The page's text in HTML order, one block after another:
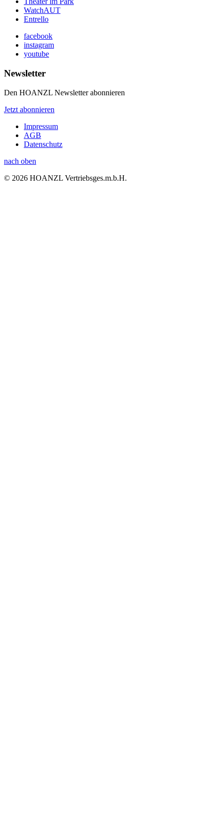
WatchAUT
Entrello
facebook
instagram
youtube
Newsletter
Den HOANZL Newsletter abonnieren
Jetzt abonnieren
Impressum
AGB
Datenschutz
nach oben
© 2026 HOANZL Vertriebsges.m.b.H.